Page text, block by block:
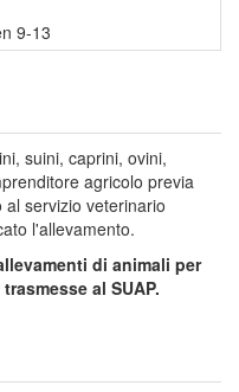
9-13
suini, caprini, ovini,
agricolo previa
servizio veterinario
l'allevamento.
di animali per
al SUAP.